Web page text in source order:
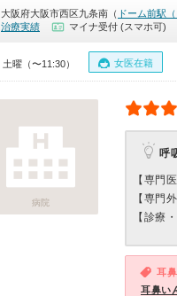
大阪府大阪市西区九条南（ ドーム前駅
治療実績
マイナ受付 (スマホ可)
土曜（〜11:30） 女医在籍
病院
呼
【専門
【専門
【診療
耳鼻い